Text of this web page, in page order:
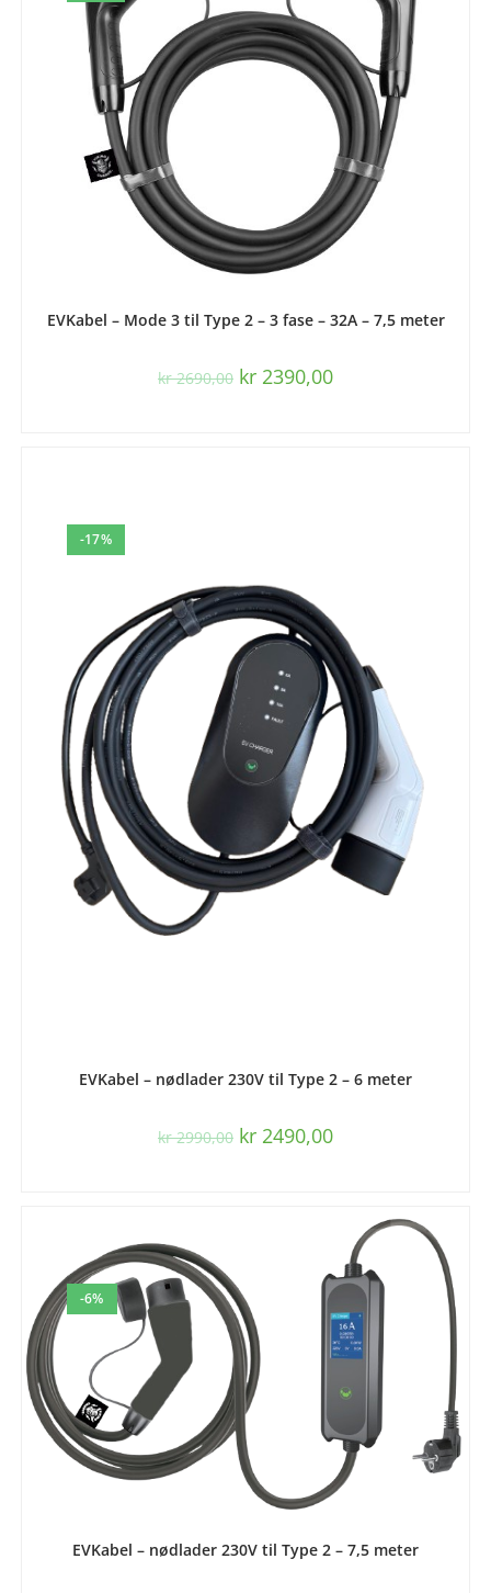
EVKabel – Mode 3 til Type 2 – 3 fase – 32A – 7,5 meter
kr2690,00 kr 2390,00
-17%
EVKabel – nødlader 230V til Type 2 – 6 meter
kr2990,00 kr 2490,00
-6%
EVKabel – nødlader 230V til Type 2 – 7,5 meter